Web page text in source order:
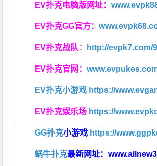
EV扑克电脑版网址：
EV扑克GG官方：
EV扑克战队 ： http://evpk7.com/
EV扑克官网：
EV扑克小游戏 https://
EV扑克娱乐场 https://
GG扑克小游戏 https://
蜗牛扑克最新网址：